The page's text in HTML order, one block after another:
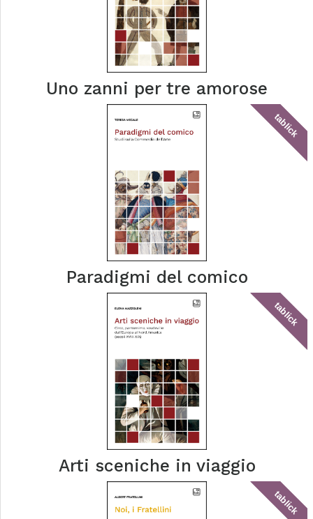
Uno zanni per tre amorose
tablick
Paradigmi del comico
tablick
Arti sceniche in viaggio
tablick